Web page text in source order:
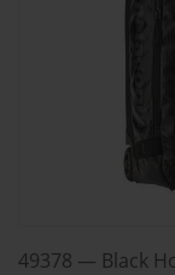
49378 — Black